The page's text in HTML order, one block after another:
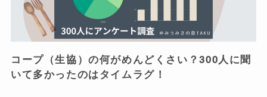
コープ（生協）の何がめんどくさい？300人に聞
いて多かったのはタイムラグ！